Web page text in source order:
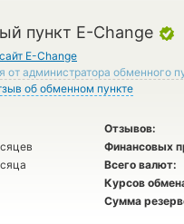
пункт E-Change
E-Change
от администратора обменного
об обменном пункте
Отзывов:
Финансовых
Всего валют:
Курсов
Сумма